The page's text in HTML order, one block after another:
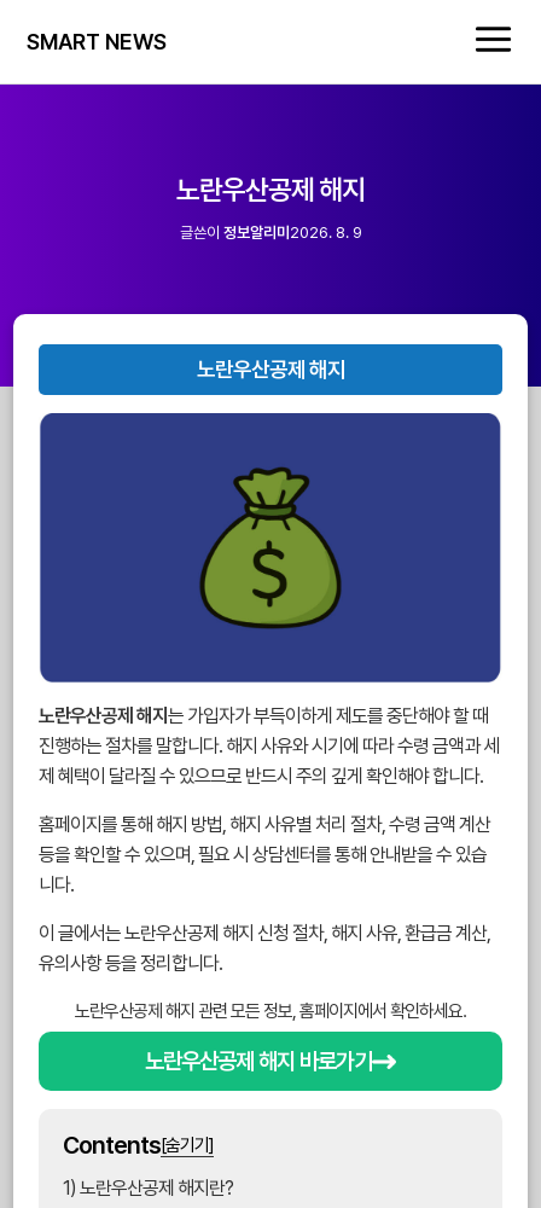
SMART NEWS
노란우산공제 해지
글쓴이 정보알리미2026. 8. 9
노란우산공제 해지
노란우산공제 해지는 가입자가 부득이하게 제도를 중단해야 할 때
진행하는 절차를 말합니다. 해지 사유와 시기에 따라 수령 금액과 세
제 혜택이 달라질 수 있으므로 반드시 주의 깊게 확인해야 합니다.
홈페이지를 통해 해지 방법, 해지 사유별 처리 절차, 수령 금액 계산
등을 확인할 수 있으며, 필요 시 상담센터를 통해 안내받을 수 있습
니다.
이 글에서는 노란우산공제 해지 신청 절차, 해지 사유, 환급금 계산,
유의사항 등을 정리합니다.
노란우산공제 해지 관련 모든 정보, 홈페이지에서 확인하세요.
노란우산공제 해지 바로가기
Contents[숨기기]
1) 노란우산공제 해지란?